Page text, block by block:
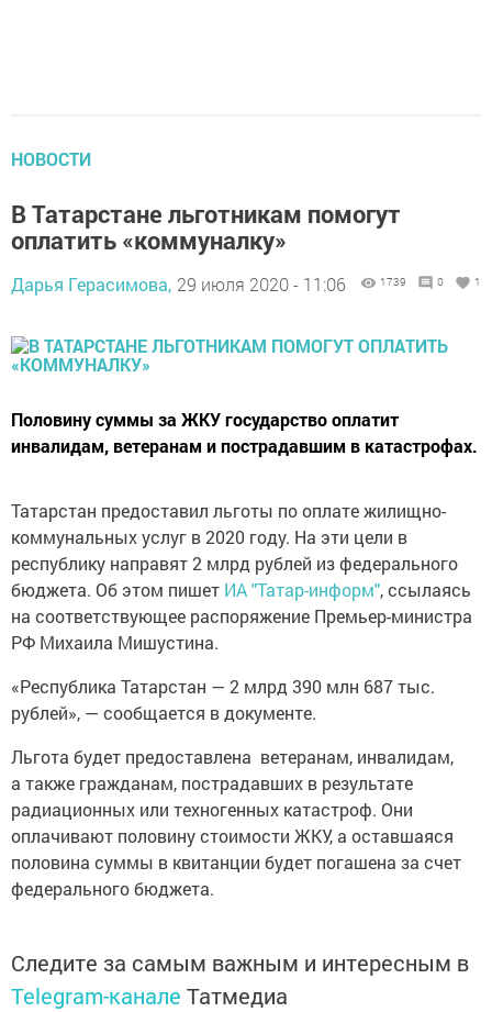
НОВОСТИ
В Татарстане льготникам помогут
оплатить «коммуналку»
Дарья Герасимова, 29 июля 2020 - 11:06 1739 0 1
Половину суммы за ЖКУ государство оплатит
инвалидам, ветеранам и пострадавшим в катастрофах.
Татарстан предоставил льготы по оплате жилищно-
коммунальных услуг в 2020 году. На эти цели в
республику направят 2 млрд рублей из федерального
бюджета. Об этом пишет ИА "Татар-информ", ссылаясь
на соответствующее распоряжение Премьер-министра
РФ Михаила Мишустина.
«Республика Татарстан — 2 млрд 390 млн 687 тыс.
рублей», — сообщается в документе.
Льгота будет предоставлена ветеранам, инвалидам,
а также гражданам, пострадавших в результате
радиационных или техногенных катастроф. Они
оплачивают половину стоимости ЖКУ, а оставшаяся
половина суммы в квитанции будет погашена за счет
федерального бюджета.
Следите за самым важным и интересным в
Telegram-канале Татмедиа